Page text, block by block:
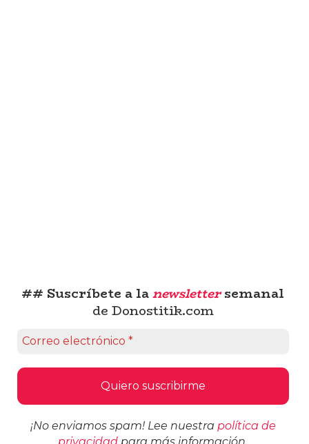
## Suscríbete a lanewslettersemanal
de Donostitik.com
¡No enviamos spam! Lee nuestra política de
privacidad para más información.